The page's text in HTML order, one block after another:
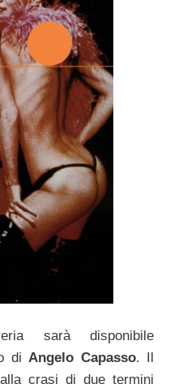
sarà disponibile
diAngelo Capasso. Il
crasi di due termini